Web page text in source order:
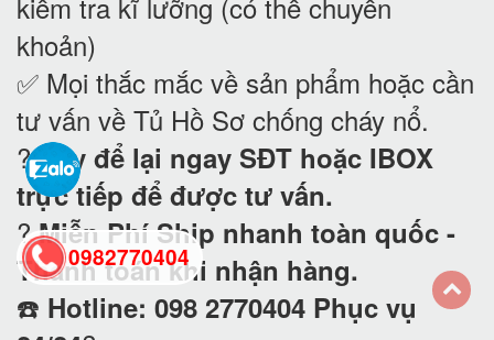
khoản)
✅ Mọi thắc mắc về sản phẩm hoặc cần
tư vấn về Tủ Hồ Sơ chống cháy nổ.
?Hãy để lại ngay SĐT hoặc IBOX
trực tiếp để được tư vấn.
?Miễn Phí Ship nhanh toàn quốc -
Thanh toán khi nhận hàng.
☎️ Hotline: 098 2770404 Phục vụ
0982770404